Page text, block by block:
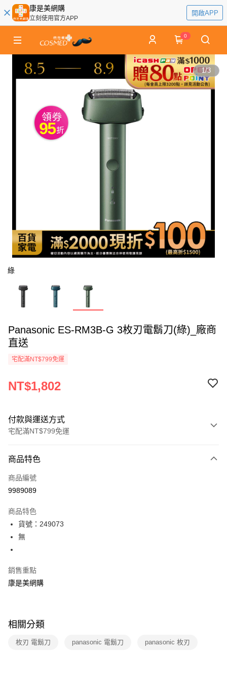
康是美網購
立刻使用官方APP
開啟APP
0
1/3
綠
Panasonic ES-RM3B-G 3枚刃電鬍刀(綠)_廠商
直送
宅配滿NT$799免運
NT$1,802
付款與運送方式
宅配滿NT$799免運
icash Pay
信用卡一次付款
LINE Pay
Apple Pay
悠遊付
運送方式
宅配-下單後3-5個工作天配送(不含預購品)，箱購品分箱出貨
商品特色
商品編號
9989089
商品特色
貨號：249073
無
銷售重點
康是美網購
相關分類
枚刃 電鬍刀 panasonic 電鬍刀 panasonic 枚刃